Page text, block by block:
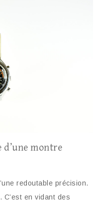
d’une montre
redoutable précision.
C’est en vidant des